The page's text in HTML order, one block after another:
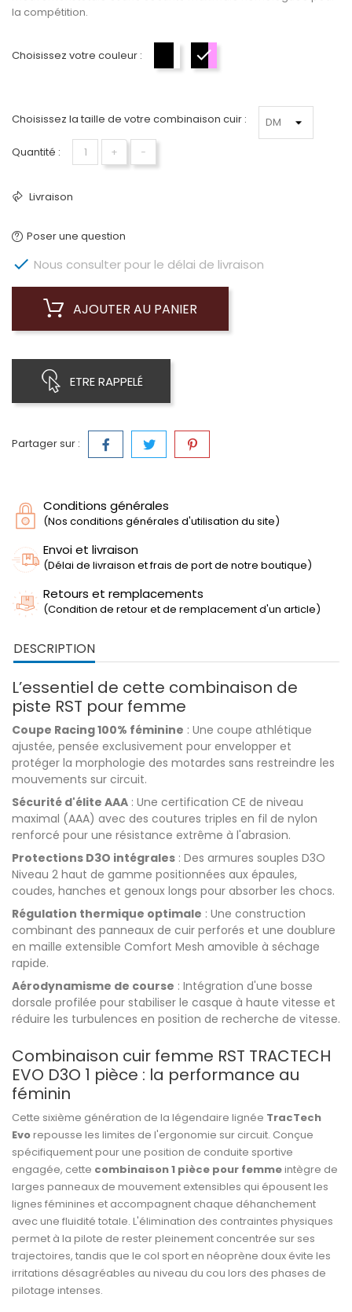
la compétition.
Choisissez votre couleur : Noir-Blanc
Choisissez la taille de votre combinaison cuir :
Quantité : + −
Livraison
Poser une question
 Nous consulter pour le délai de livraison
AJOUTER AU PANIER
ETRE RAPPELÉ
Partager sur :
Conditions générales
(Nos conditions générales d'utilisation du site)
Envoi et livraison
(Délai de livraison et frais de port de notre boutique)
Retours et remplacements
(Condition de retour et de remplacement d'un article)
DESCRIPTION
L’essentiel de cette combinaison de
piste RST pour femme
Coupe Racing 100% féminine : Une coupe athlétique
ajustée, pensée exclusivement pour envelopper et
protéger la morphologie des motardes sans restreindre les
mouvements sur circuit.
Sécurité d'élite AAA : Une certification CE de niveau
maximal (AAA) avec des coutures triples en fil de nylon
renforcé pour une résistance extrême à l'abrasion.
Protections D3O intégrales : Des armures souples D3O
Niveau 2 haut de gamme positionnées aux épaules,
coudes, hanches et genoux longs pour absorber les chocs.
Régulation thermique optimale : Une construction
combinant des panneaux de cuir perforés et une doublure
en maille extensible Comfort Mesh amovible à séchage
rapide.
Aérodynamisme de course : Intégration d'une bosse
dorsale profilée pour stabiliser le casque à haute vitesse et
réduire les turbulences en position de recherche de vitesse.
Combinaison cuir femme RST TRACTECH
EVO D3O 1 pièce : la performance au
féminin
Cette sixième génération de la légendaire lignée TracTech
Evorepousse les limites de l'ergonomie sur circuit. Conçue
spécifiquement pour une position de conduite sportive
engagée, cette combinaison 1 pièce pour femmeintègre de
larges panneaux de mouvement extensibles qui épousent les
lignes féminines et accompagnent chaque déhanchement
avec une fluidité totale. L'élimination des contraintes physiques
permet à la pilote de rester pleinement concentrée sur ses
trajectoires, tandis que le col sport en néoprène doux évite les
irritations désagréables au niveau du cou lors des phases de
pilotage intenses.